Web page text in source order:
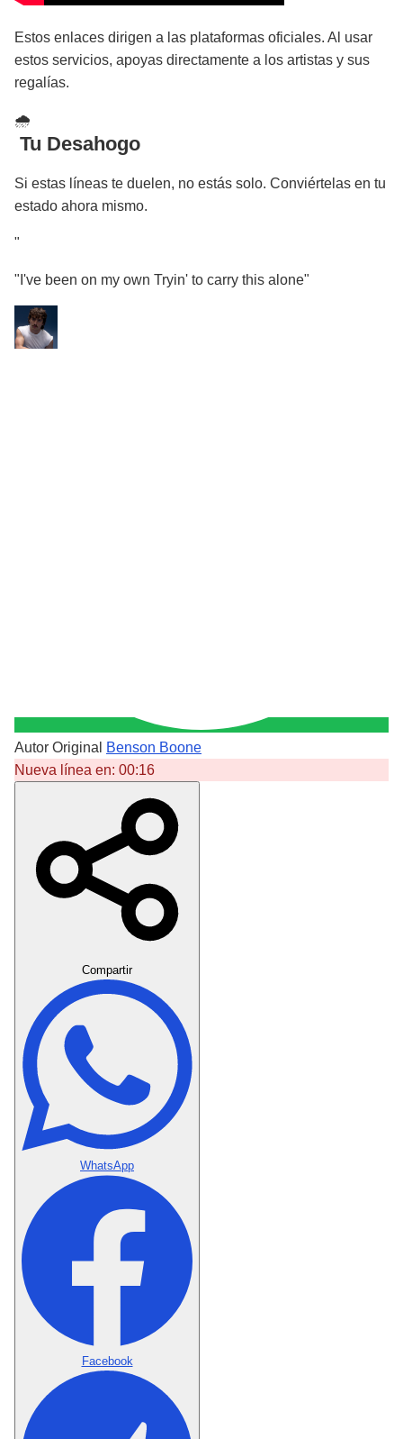
Estos enlaces dirigen a las plataformas oficiales. Al usar
estos servicios, apoyas directamente a los artistas y sus
regalías.
🌧
️ Tu Desahogo
Si estas líneas te duelen, no estás solo. Conviértelas en tu
estado ahora mismo.
"
"I've been on my own Tryin' to carry this alone"
Autor Original
Benson Boone
Nueva línea en: 00:16
Compartir
WhatsApp
Facebook